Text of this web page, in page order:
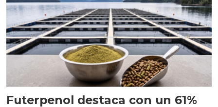
Futerpenol destaca con un 61%